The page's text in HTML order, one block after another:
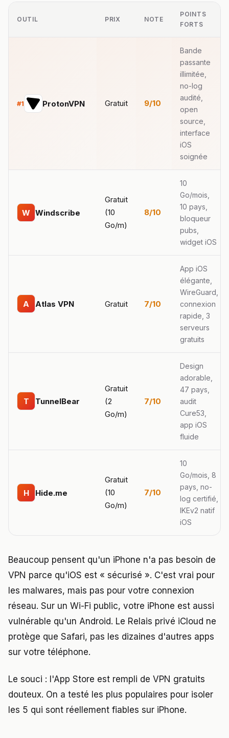
OUTIL PRIX NOTE
POINTS
FORTS
#1 ProtonVPN Gratuit 9/10
Bande
passante
illimitée,
no-log
audité,
open
source,
interface
iOS
soignée
W Windscribe
Gratuit
(10
Go/m)
8/10
10
Go/mois,
10 pays,
bloqueur
pubs,
widget iOS
A Atlas VPN Gratuit 7/10
App iOS
élégante,
WireGuard,
connexion
rapide, 3
serveurs
gratuits
T TunnelBear
Gratuit
(2
Go/m)
7/10
Design
adorable,
47 pays,
audit
Cure53,
app iOS
fluide
H Hide.me
Gratuit
(10
Go/m)
7/10
10
Go/mois, 8
pays, no-
log certifié,
IKEv2 natif
iOS
Beaucoup pensent qu'un iPhone n'a pas besoin de
VPN parce qu'iOS est « sécurisé ». C'est vrai pour
les malwares, mais pas pour votre connexion
réseau. Sur un Wi-Fi public, votre iPhone est aussi
vulnérable qu'un Android. Le Relais privé iCloud ne
protège que Safari, pas les dizaines d'autres apps
sur votre téléphone.
Le souci : l'App Store est rempli de VPN gratuits
douteux. On a testé les plus populaires pour isoler
les 5 qui sont réellement fiables sur iPhone.